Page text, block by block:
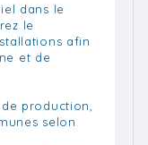
dans le
le
afin
et de
production,
selon